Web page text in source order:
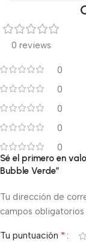
0 reviews
0
0
0
0
0
Sé el primero en
Bubble Verde”
Tu dirección de
campos
Tu puntuación *